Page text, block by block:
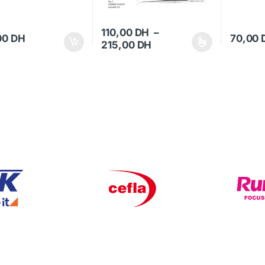
DH
110,00 DH –
215,00 DH Plage de prix : 110,00
Ce produit a plusieurs variations. Les
70,00
Ce